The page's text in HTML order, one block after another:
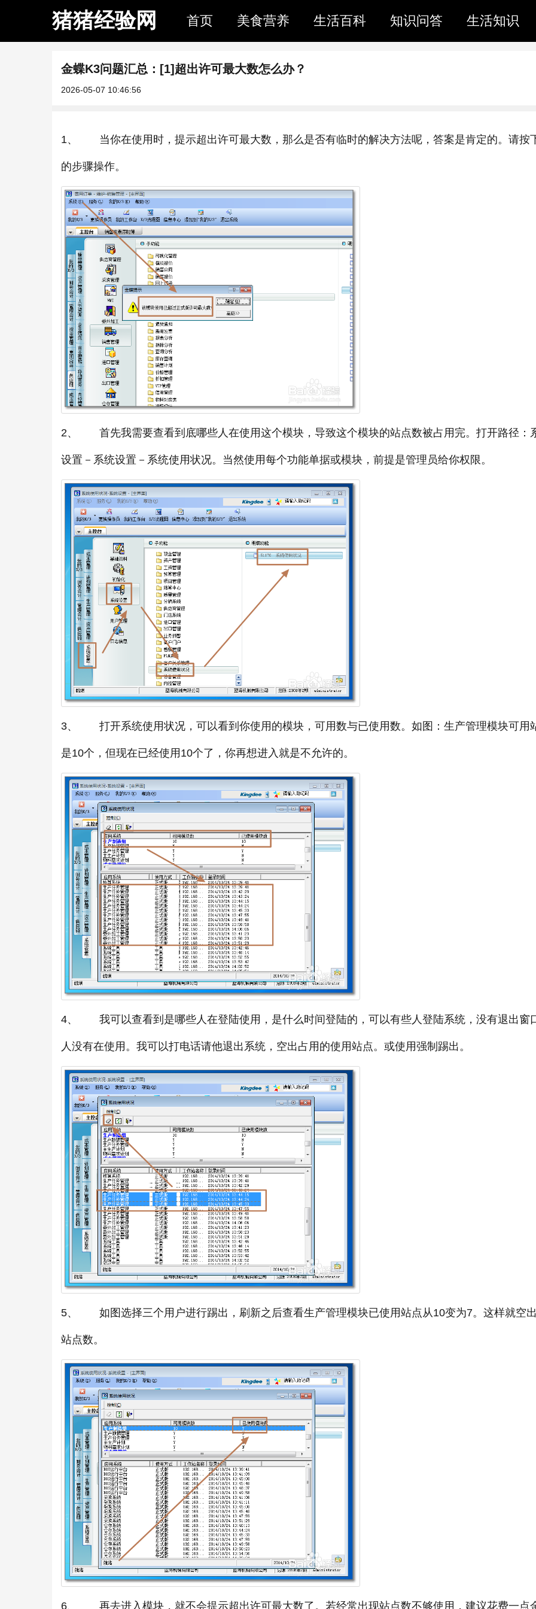
猪猪经验网 首页 美食营养 生活百科 知识问答 生活知识
金蝶K3问题汇总：[1]超出许可最大数怎么办？
2026-05-07 10:46:56
1、 当你在使用时，提示超出许可最大数，那么是否有临时的解决方法呢，答案是肯定的。请按
的步骤操作。
2、 首先我需要查看到底哪些人在使用这个模块，导致这个模块的站点数被占用完。打开路径：
设置－系统设置－系统使用状况。当然使用每个功能单据或模块，前提是管理员给你权限。
3、 打开系统使用状况，可以看到你使用的模块，可用数与已使用数。如图：生产管理模块可用
是10个，但现在已经使用10个了，你再想进入就是不允许的。
4、 我可以查看到是哪些人在登陆使用，是什么时间登陆的，可以有些人登陆系统，没有退出窗
人没有在使用。我可以打电话请他退出系统，空出占用的使用站点。或使用强制踢出。
5、 如图选择三个用户进行踢出，刷新之后查看生产管理模块已使用站点从10变为7。这样就空
站点数。
6、 再去进入模块，就不会提示超出许可最大数了。若经常出现站点数不够使用，建议花费一点